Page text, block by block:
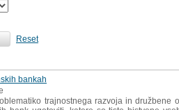
Reset
bankah
trajnostnega razvoja in družbene